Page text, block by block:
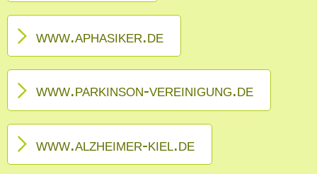
www.aphasiker.de
www.parkinson-vereinigung.de
www.alzheimer-kiel.de